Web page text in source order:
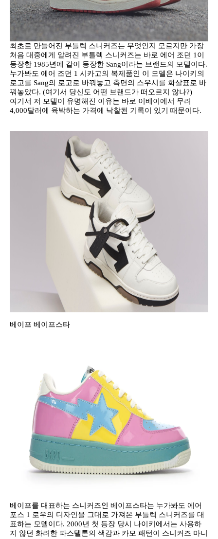
최초로 만들어진 부틀렉 스니커즈는 무엇인지 모르지만 가장
처음 대중에게 알려진 부틀렉 스니커즈는 바로 에어 조던 1이
등장한 1985년에 같이 등장한 Sang이라는 브랜드의 모델이다.
누가봐도 에어 조던 1 시카고의 복제품인 이 모델은 나이키의
로고를 Sang의 로고로 바꿔놓고 측면의 스우시를 화살표로 바
꿔놓았다. (여기서 당신도 어떤 브랜드가 떠오르지 않나?)
여기서 저 모델이 유명해진 이유는 바로 이베이에서 무려
4,000달러에 육박하는 가격에 낙찰된 기록이 있기 때문이다.
베이프 베이프스타
베이프를 대표하는 스니커즈인 베이프스타는 누가봐도 에어
포스 1 로우의 디자인을 그대로 가져온 부틀렉 스니커즈를 대
표하는 모델이다. 2000년 첫 등장 당시 나이키에서는 사용하
지 않던 화려한 파스텔톤의 색감과 카모 패턴이 스니커즈 마니